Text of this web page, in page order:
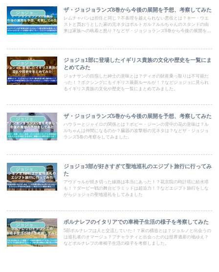
ジョジョコラム
ザ・ジョジョランズ8巻から今後の展開を予想、考察してみた
レムチャバンは担任と同じ？不条理を越えられない悪役とは？キー・ウエ
ストと買おうとした家の元ネタはポルトガル？ルルちゃんのスタンドの由
来は家族への執着と怒り？などザ・ジョジョランズ8巻から今後の展開を予
ジョジョコラム
ジョジョ1部に登場したイギリス貴族の文化や歴史を一覧にま
とめてみた
ジョナサンの目指した紳士の意味とは？ディオの財産乗っ取りは不可能だ
った！？ボクシングにもイギリス最新ルールが！？などジョジョに見られ
るイギリス貴族の文化や歴史を一覧にまとめてみました。
ザ・ジョジョランズ5巻から今後の展開を予想、考察してみた
ハウラーとジャイロの関係とは？ボビー・ジーンの背中の花の意味は？ル
ルちゃんは仲間になるのか？臓器の攻撃順の元ネタは？などザ・ジョジョ
ランズ5巻の考察をしてみました。
ジョジョ3部が好きすぎて聖地巡礼のエジプト旅行に行ってみ
た
アヴドゥルが焼き切った線路は本当にあった！？花京院の時計塔に給水塔
も！？ダービー戦の舞台ピラミッドは超迫力！？などエジプト旅行をしな
がらジョジョの聖地巡礼をしてみました
ジョジョコラム
ポルナレフのイタリアでの車椅子生活の様子を考察してみた
5部ポルナレフは人と交流していた！？家の構造とは？ジョルノと出会うの
は巡礼者のオマージュ？ブチャラティと出会ったのは世界遺産の地ゆえ？
などポルナレフの車椅子生活の様子を考察しました。